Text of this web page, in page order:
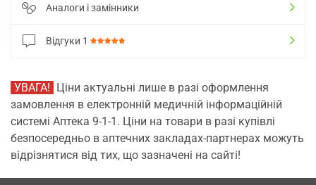
Аналоги і замінники
Відгуки 1
УВАГА! Ціни актуальні лише в разі оформлення
замовлення в електронній медичній інформаційній
системі Аптека 9-1-1. Ціни на товари в разі купівлі
безпосередньо в аптечних закладах-партнерах можуть
відрізнятися від тих, що зазначені на сайті!